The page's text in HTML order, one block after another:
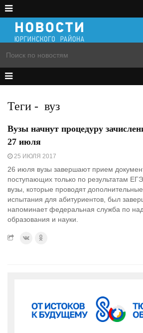
Теги - вуз
Вузы начнут процедуру
27 июля
25 ИЮЛЯ 2017
26 июля вузы завершают прием
поступающих только по результатам
вузы, которые проводят
испытания для абитуриентов, был
напоминает федеральная служба по
образования и науки.